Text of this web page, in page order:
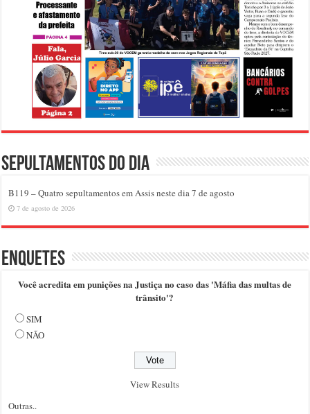
Sepultamentos do dia
B119 – Quatro sepultamentos em Assis neste dia 7 de agosto
7 de agosto de 2026
Enquetes
Você acredita em punições na Justiça no caso das 'Máfia das multas de
trânsito'?
SIM
NÃO
View Results
Outras..